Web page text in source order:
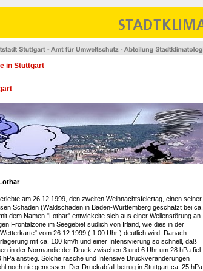
in Stuttgart
am 26.12.1999, den zweiten Weihnachtsfeiertag, einen seiner
Schäden (Waldschäden in Baden-Württemberg geschätzt bei ca.
dem Namen "Lothar" entwickelte sich aus einer Wellenstörung an
Frontalzone im Seegebiet südlich von Irland, wie dies in der
vom 26.12.1999 ( 1.00 Uhr ) deutlich wird. Danach
mit ca. 100 km/h und einer Intensivierung so schnell, daß
in der Normandie der Druck zwischen 3 und 6 Uhr um 28 hPa fiel
anstieg. Solche rasche und Intensive Druckveränderungen
noch nie gemessen. Der Druckabfall betrug in Stuttgart ca. 25 hPa